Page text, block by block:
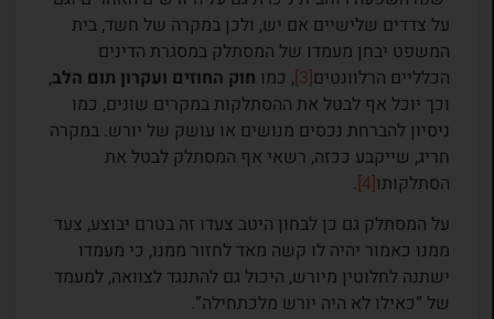
על צדדים שלישיים אם יש, ולכן במקרה של חשד, בית
המשפט יבחן מעמדו של המסתלק במסגרת הדינים
הכלליים הרלוונטים[3] , כמו חוק החוזים ועקרון תום הלב,
וכך יוכל אף לבטל את ההסתלקות במקרים שונים, כמו
ניסיון להברחת נכסים מנושים או עושק של יורש. במקרה
חריג, שייקבע ככזה, רשאי אף המסתלק לבטל את
הסתלקותו[4]
.
על המסתלק גם כן לבחון היטב צעדו זה בטרם יבוצע, צעד
ממנו כאמור יהיה לו קשה מאד לחזור ממנו, כי מעמדו
ישתנה לחלוטין מיורש, היכול גם להתנגד לצוואה, למעמד
של “כאילו לא היה יורש מלכתחילה”.